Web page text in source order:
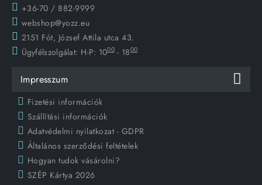
+36-70 / 882-9999
webshop@yozz.eu
2151 Fót, József Attila utca 43.
Ügyfélszolgálat: H-P: 1000 - 1800
Impresszum
Fizetési információk
Szállítási információk
Adatvédelmi nyilatkozat - GDPR
Általános szerződési feltételek
Hogyan tudok vásárolni?
SZÉP Kártya 2026